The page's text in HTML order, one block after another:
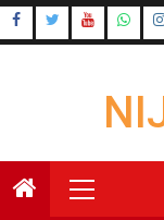
Skip
to
Menu